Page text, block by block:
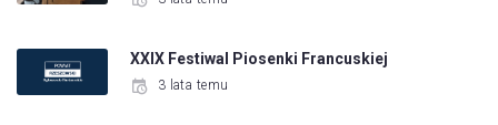
XXIX Festiwal Piosenki Francuskiej
3 lata temu